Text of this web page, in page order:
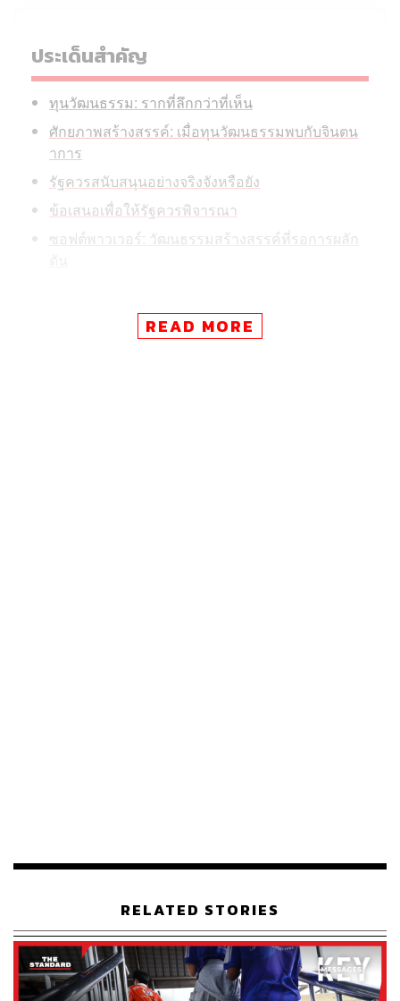
ประเด็นสำคัญ
ทุนวัฒนธรรม: รากที่ลึกกว่าที่เห็น
ศักยภาพสร้างสรรค์: เมื่อทุนวัฒนธรรมพบกับจินตน
าการ
รัฐควรสนับสนุนอย่างจริงจังหรือยัง
ข้อเสนอเพื่อให้รัฐควรพิจารณา
ซอฟต์พาวเวอร์: วัฒนธรรมสร้างสรรค์ที่รอการผลัก
โรงเรียนหล่มเก่าพิทยาคม จังหวัดเพชรบูรณ์ ในรอบตัดเชือก
ประกาศว่าประเทศไทยมีทุนทางวัฒนธรรมที่ลึกและหลาก
มาสร้างสรรค์ได้อย่างน่าทึ่งเพียงไร
ทุนวัฒนธรรม: รากที่ลึกกว่าที่เห็น
READ MORE
RELATED STORIES